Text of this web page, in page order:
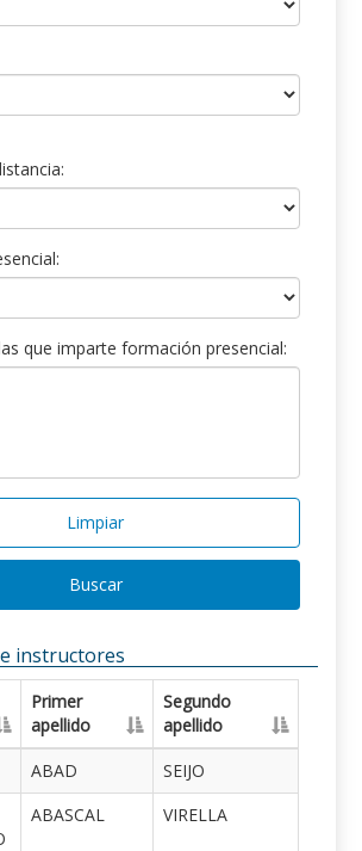
que imparte formación presencial:
Limpiar
Buscar
instructores
Primer
apellido
Segundo
apellido
ABAD
SEIJO
ABASCAL VIRELLA